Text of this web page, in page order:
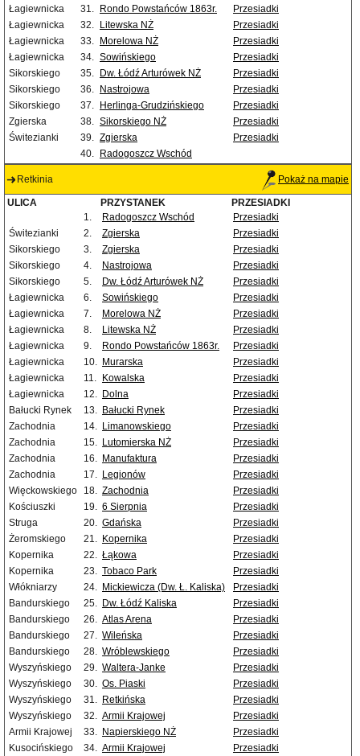
Łagiewnicka
31. Rondo Powstańców 1863r.
Przesiadki
Łagiewnicka
32. Litewska NŻ
Przesiadki
Łagiewnicka
33. Morelowa NŻ
Przesiadki
Łagiewnicka
34. Sowińskiego
Przesiadki
Sikorskiego
35. Dw. Łódź Arturówek NŻ
Przesiadki
Sikorskiego
36. Nastrojowa
Przesiadki
Sikorskiego
37. Herlinga-Grudzińskiego
Przesiadki
Zgierska
38. Sikorskiego NŻ
Przesiadki
Świtezianki
39. Zgierska
Przesiadki
40.
Radogoszcz Wschód
Retkinia Pokaż na mapie
ULICA PRZYSTANEK
PRZESIADKI
1.
Radogoszcz Wschód
Przesiadki
Świtezianki
2. Zgierska
Przesiadki
Sikorskiego
3. Zgierska
Przesiadki
Sikorskiego
4. Nastrojowa
Przesiadki
Sikorskiego
5. Dw. Łódź Arturówek NŻ
Przesiadki
Łagiewnicka
6. Sowińskiego
Przesiadki
Łagiewnicka
7. Morelowa NŻ
Przesiadki
Łagiewnicka
8. Litewska NŻ
Przesiadki
Łagiewnicka
9. Rondo Powstańców 1863r.
Przesiadki
Łagiewnicka
10. Murarska
Przesiadki
Łagiewnicka
11. Kowalska
Przesiadki
Łagiewnicka
12. Dolna
Przesiadki
Bałucki Rynek
13. Bałucki Rynek
Przesiadki
Zachodnia
14. Limanowskiego
Przesiadki
Zachodnia
15. Lutomierska NŻ
Przesiadki
Zachodnia
16. Manufaktura
Przesiadki
Zachodnia
17. Legionów
Przesiadki
Więckowskiego
18. Zachodnia
Przesiadki
Kościuszki
19. 6 Sierpnia
Przesiadki
Struga
20. Gdańska
Przesiadki
Żeromskiego
21. Kopernika
Przesiadki
Kopernika
22. Łąkowa
Przesiadki
Kopernika
23. Tobaco Park
Przesiadki
Włókniarzy
24. Mickiewicza (Dw. Ł. Kaliska)
Przesiadki
Bandurskiego
25. Dw. Łódź Kaliska
Przesiadki
Bandurskiego
26. Atlas Arena
Przesiadki
Bandurskiego
27. Wileńska
Przesiadki
Bandurskiego
28. Wróblewskiego
Przesiadki
Wyszyńskiego
29. Waltera-Janke
Przesiadki
Wyszyńskiego
30. Os. Piaski
Przesiadki
Wyszyńskiego
31. Retkińska
Przesiadki
Wyszyńskiego
32. Armii Krajowej
Przesiadki
Armii Krajowej
33. Napierskiego NŻ
Przesiadki
Kusocińskiego
34. Armii Krajowej Przesiadki